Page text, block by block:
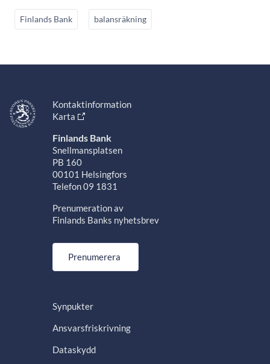
Finlands Bank balansräkning
Kontaktinformation
Karta
Finlands Bank
Snellmansplatsen
PB 160
00101 Helsingfors
Telefon 09 1831
Prenumeration av
Finlands Banks nyhetsbrev
Prenumerera
Synpukter
Ansvarsfriskrivning
Dataskydd